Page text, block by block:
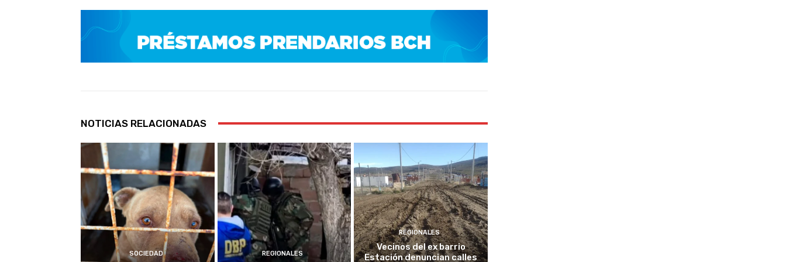
NOTICIAS RELACIONADAS
SOCIEDAD REGIONALES
REGIONALES
Vecinos del ex barrio
Estación denuncian calles